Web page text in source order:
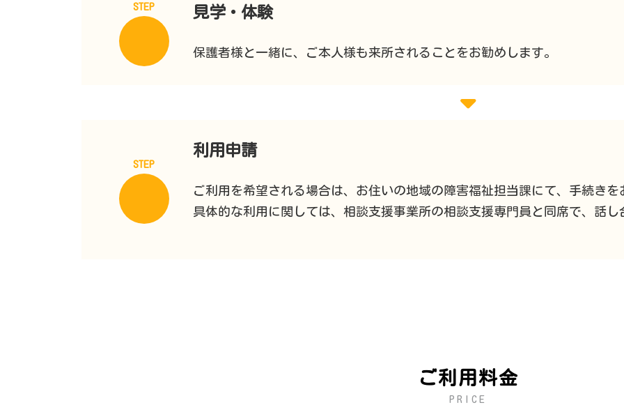
STEP 見学・体験
保護者様と一緒に、ご本人様も来所されることをお勧めします。
STEP
利用申請
ご利用を希望される場合は、お住いの地域の障害福祉担当課にて、手続きを
具体的な利用に関しては、相談支援事業所の相談支援専門員と同席で、話し
ご利用料金
PRICE